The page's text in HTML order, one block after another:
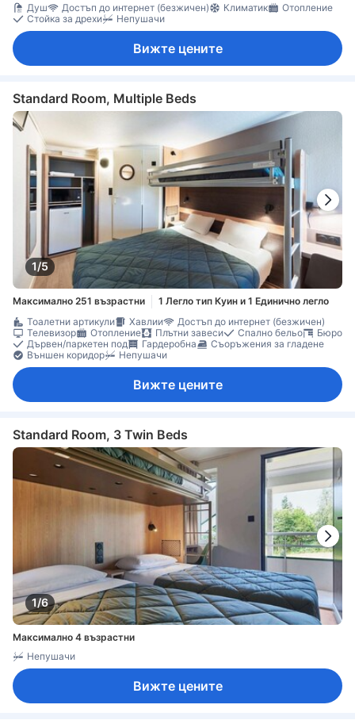
Душ
Достъп до интернет (безжичен) Климатик
Отопление
Стойка за дрехи
Непушачи
Вижте цените
Standard Room, Multiple Beds
1/5
Максимално 251 възрастни
1 Легло тип Куин и 1 Единично легло
Тоалетни артикули
Хавлии
Достъп до интернет (безжичен)
Телевизор
Отопление Плътни завеси Спално бельо
Бюро
Дървен/паркетен под
Гардеробна
Съоръжения за гладене
Външен коридор
Непушачи
Вижте цените
Standard Room, 3 Twin Beds
1/6
Максимално 4 възрастни
Непушачи
Вижте цените